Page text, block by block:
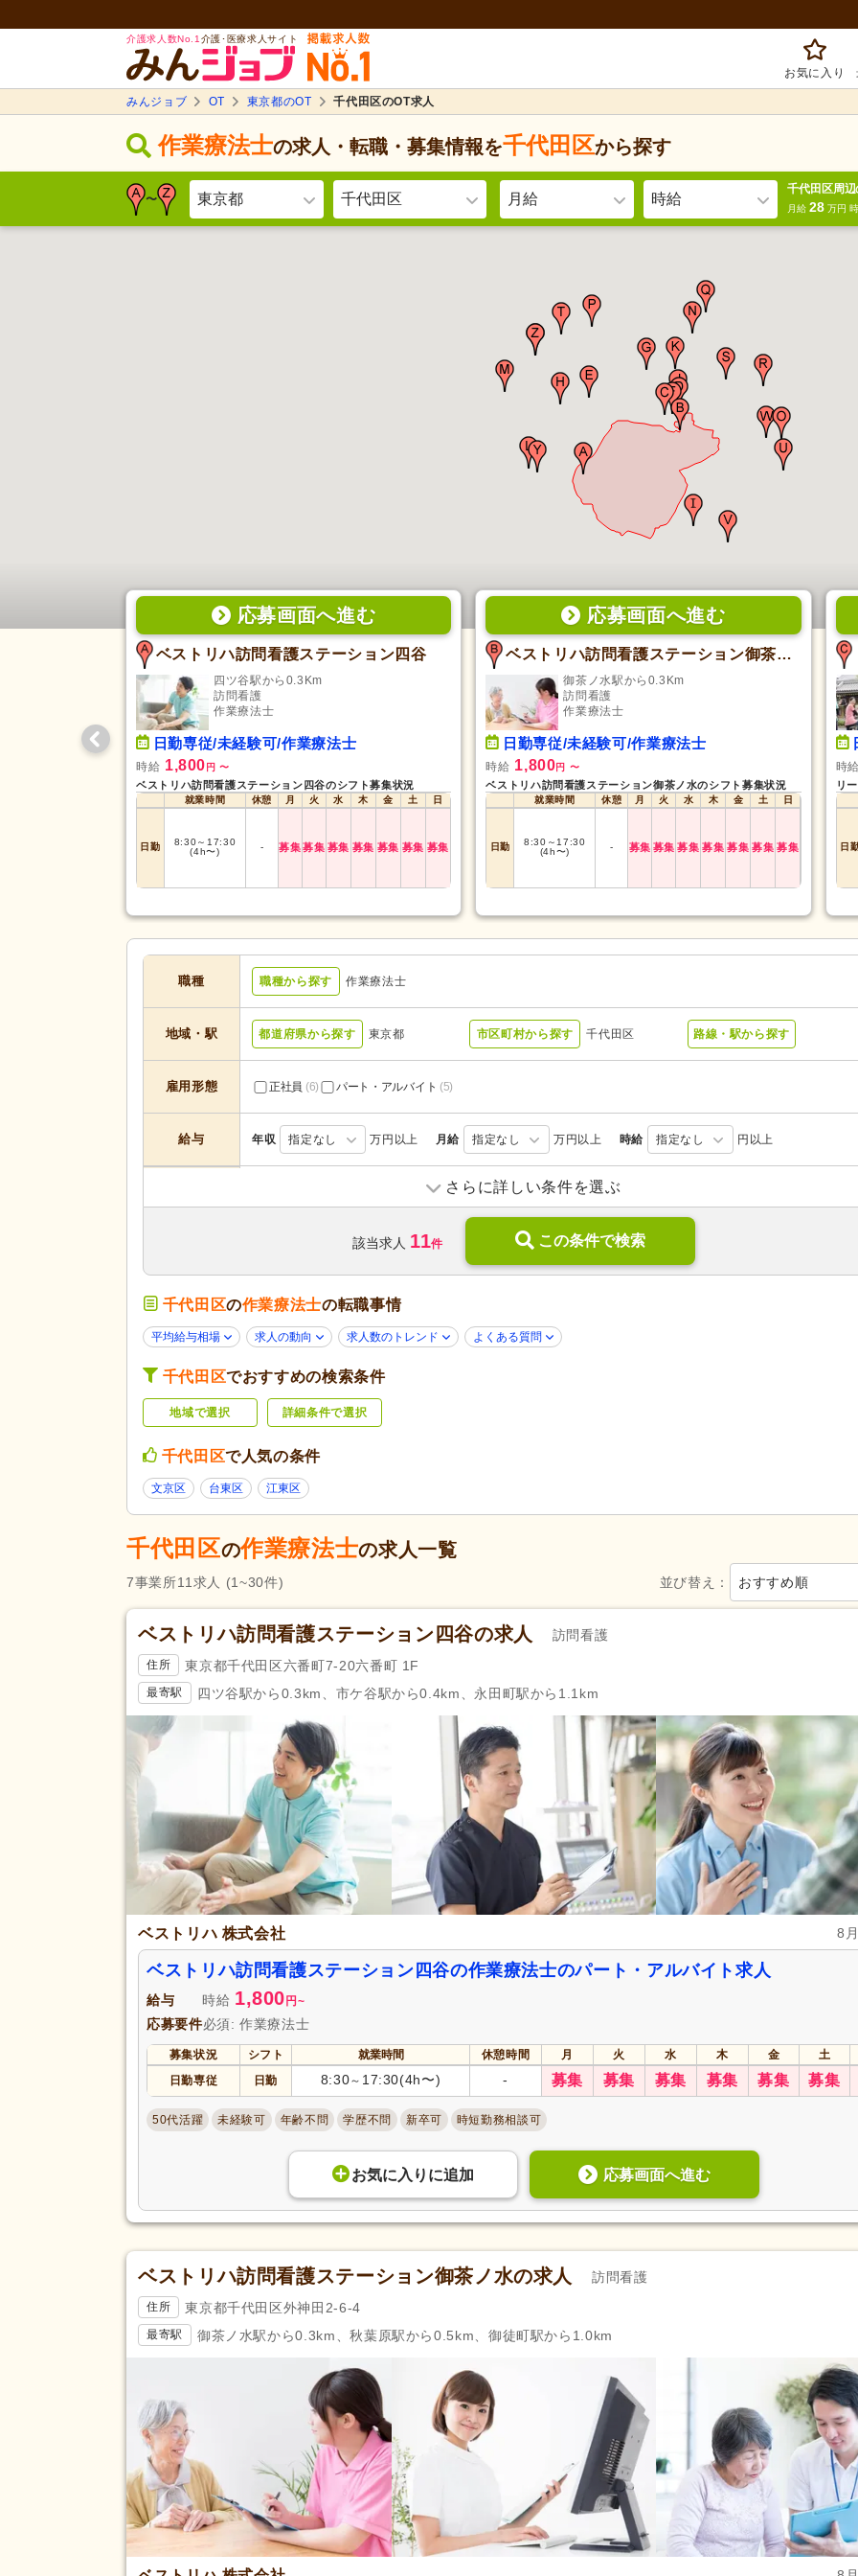
介護求人数No.1 介護･医療求人サイト
お気に入り
みんジョブ OT 東京都のOT 千代田区のOT求人
作業療法士の求人・転職・募集情報を千代田区から探す
〜 東京都 千代田区 月給 時給
千代田区周
月給 28万円
応募画面へ進む
ベストリハ訪問看護ステーション四谷
四ツ谷駅から0.3Km
訪問看護
作業療法士
日勤専従/未経験可/作業療法士
時給 1,800 円 〜
ベストリハ訪問看護ステーション四谷のシフト募集状況
就業時間 休憩 月 火 水 木 金 土 日
日勤 8:30～ 17:30
(4h〜)
- 募集募集 募集 募集 募集 募集 募集
応募画面へ進む
ベストリハ訪問看護ステーション御茶ノ水
御茶ノ水駅から0.3Km
訪問看護
作業療法士
日勤専従/未経験可/作業療法士
時給 1,800円 〜
ベストリハ訪問看護ステーション御茶ノ水のシフト募集状況
就業時間 休憩 月 火 水 木 金 土 日
日勤 8:30 ～ 17:30
(4h〜)
- 募集 募集 募集 募集 募集 募集 募集
時給
リ
日
職種 職種から探す 作業療法士
地域・駅 都道府県から探す 東京都 市区町村から探す 千代田区 路線・駅から探す
雇用形態 正社員 (6) パート・アルバイト (5)
給与 年収 指定なし 万円以上 月給 指定なし 万円以上 時給 指定なし 円以上
類
病院 (1)
応募条件・こ
だわり
新規オープン(1)
学歴不問(11) 年齢不問(11) 新卒可(11)
子育てママパパ活躍(11)
60代活躍(1) Web面接可(7)
勤務形態
残業ほぼなし(10)
午後のみ可(1)
シフト相談可
応募資格 作業療法士
完全週休2日 (3)
産休あり(11)
育休あり
給与・手当
福利厚生
賞与あり (7) 社会保険完備(11)
昇給あり(11)
住宅手当 資格取得支援あり (3)
扶養控除内考慮あり(1) 扶養手当(1)
正社員登用あり 副業可
駅近(6) 自動車通勤可 自転車通勤可
さらに詳しい条件を選ぶ
該当求人 11件 この条件で検索
千代田区の作業療法士の転職事情
平均給与相場 求人の動向 求人数のトレンド よくある質問
千代田区でおすすめの検索条件
地域で選択 詳細条件で選択
千代田区で人気の条件
文京区 台東区 江東区
千代田区の作業療法士の求人一覧
並び替え： おすすめ順
7事業所11 求人 (1~30件)
ベストリハ訪問看護ステーション四谷の求人 訪問看護
住所 東京都千代田区六番町7-20六番町 1F
最寄駅 四ツ谷駅から0.3km、市ケ谷駅から0.4km、永田町駅から1.1km
ベストリハ 株式会社 8
ベストリハ訪問看護ステーション四谷の作業療法士のパート・アルバイト求人
給与 時給 1,800 円 ~
応募要件必須: 作業療法士
募集状況 シフト 就業時間 休憩時間 月 火 水 木 金 土
日勤専従
日勤 8:30～ 17:30(4h〜) - 募集 募集 募集 募集 募集 募集
50代活躍 未経験可 年齢不問 学歴不問 新卒可 時短勤務相談可
お気に入り に追加 応募画面へ進む
ベストリハ訪問看護ステーション御茶ノ水の求人 訪問看護
住所 東京都千代田区外神田2-6-4
最寄駅 御茶ノ水駅から0.3km、秋葉原駅から0.5km、御徒町駅から1.0km